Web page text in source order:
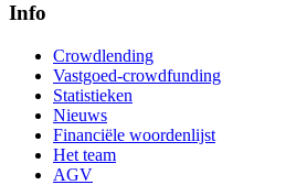
Info
Crowdlending
Vastgoed-crowdfunding
Statistieken
Nieuws
Financiële woordenlijst
Het team
AGV